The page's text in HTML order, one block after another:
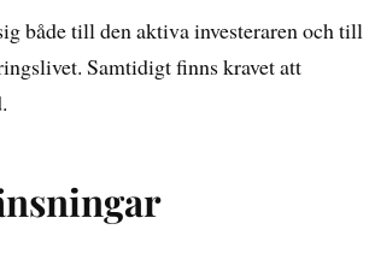
både till den aktiva investeraren och till
Samtidigt finns kravet att